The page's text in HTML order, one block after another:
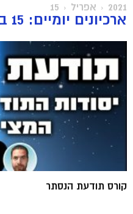
2021 אפריל 15
ארכיונים יומיים: 15 באפריל 2021
קורס תודעת הנסתר